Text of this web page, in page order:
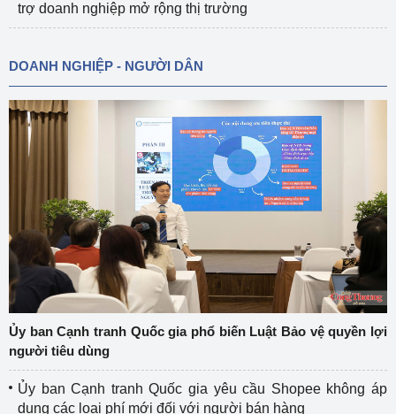
trợ doanh nghiệp mở rộng thị trường
DOANH NGHIỆP - NGƯỜI DÂN
Ủy ban Cạnh tranh Quốc gia phổ biến Luật Bảo vệ quyền lợi
người tiêu dùng
Ủy ban Cạnh tranh Quốc gia yêu cầu Shopee không áp
dụng các loại phí mới đối với người bán hàng